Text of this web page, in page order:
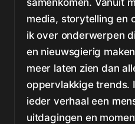
samenkomen. Vanuit
media, storytelling en
ik over onderwerpen
en nieuwsgierig
meer laten zien dan
oppervlakkige trends.
ieder verhaal een
uitdagingen en